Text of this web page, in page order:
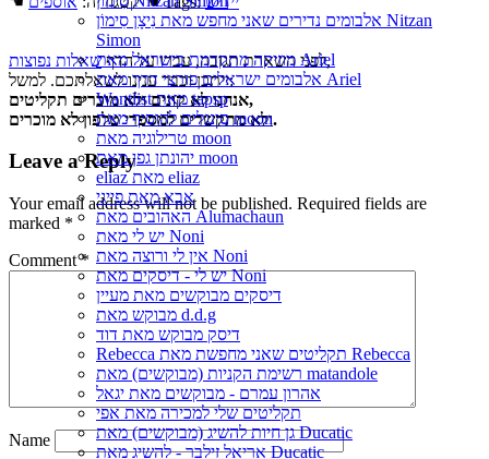
אלבומים נדירים שאני מחפש מאת נִיצָן סִימוֹן Nitzan
Simon
מוזיקה מתקדמת בישראל מאת Ariel
אלבומים ישראלים פורצי דרך מאת Ariel
Wantlist מאת tapsp
סינגלים להוסיף מאת moon
טרילוגיה מאת moon
יהונתן גפן מאת moon
eliaz מאת eliaz
אבא מאת פייגי
האהובים מאת Alumachaun
יש לי מאת Noni
אין לי ורוצה מאת Noni
יש לי - דיסקים מאת Noni
דיסקים מבוקשים מאת מעיין
מבוקש מאת d.d.g
דיסק מבוקש מאת דוד
Rebecca תקליטים שאני מחפשת מאת Rebecca
רשימת הקניות (מבוקשים) מאת matandole
אהרון עמרם - מבוקשים מאת יגאל
תקליטים שלי למכירה מאת אפי
גן חיות להשיג (מבוקשים) מאת Ducatic
אריאל זילבר - להשיג מאת Ducatic
לפני השארת תגובה, עברו על הדףשאלות נפוצות
,
ייתכן וכבר ענינו לשאלתכם. למשל:
אנחנו לא קונים ולא מוכרים תקליטים,
ולא מתקשרים למספרי טלפון לא מוכרים.
Leave a Reply
Your email address will not be published. Required fields are
marked *
Comment*
Name